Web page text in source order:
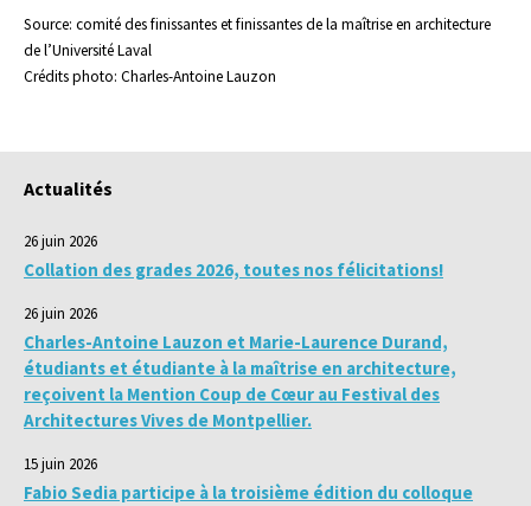
Source: comité des finissantes et finissantes de la maîtrise en architecture
de l’Université Laval
Crédits photo: Charles-Antoine Lauzon
Actualités
26 juin 2026
Collation des grades 2026, toutes nos félicitations!
26 juin 2026
Charles-Antoine Lauzon et Marie-Laurence Durand,
étudiants et étudiante à la maîtrise en architecture,
reçoivent la Mention Coup de Cœur au Festival des
Architectures Vives de Montpellier.
15 juin 2026
Fabio Sedia participe à la troisième édition du colloque